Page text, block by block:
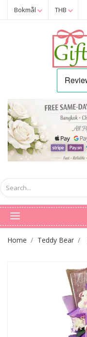
Bokmål THB
Home Teddy Bear